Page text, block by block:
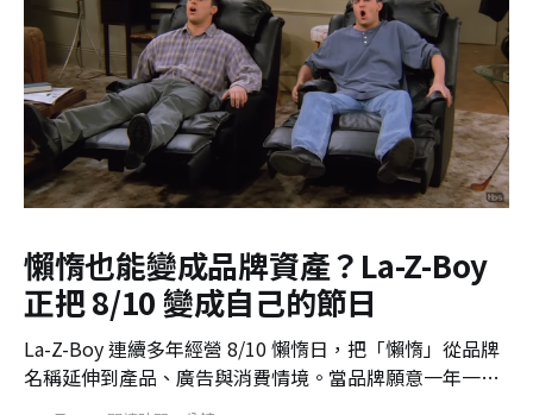
懶惰也能變成品牌資產？La-Z-Boy
正把 8/10 變成自己的節日
La-Z-Boy 連續多年經營 8/10 懶惰日，把「懶惰」從品牌
名稱延伸到產品、廣告與消費情境。當品牌願意一年一年
重複經營，一個原本無厘頭的社群節日，也可能慢慢變成